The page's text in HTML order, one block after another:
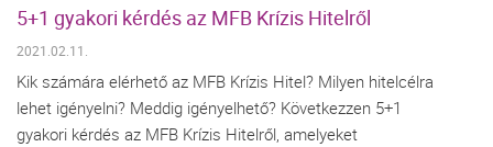
5+1 gyakori kérdés az MFB Krízis Hitelről
2021.02.11.
Kik számára elérhető az MFB Krízis Hitel? Milyen hitelcélra
lehet igényelni? Meddig igényelhető? Következzen 5+1
gyakori kérdés az MFB Krízis Hitelről, amelyeket